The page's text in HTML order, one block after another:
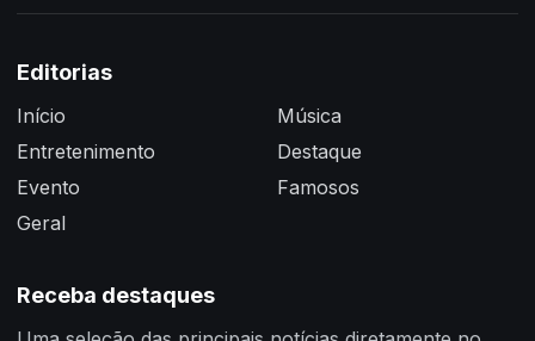
Editorias
Início
Entretenimento
Evento
Geral
Música
Destaque
Famosos
Receba destaques